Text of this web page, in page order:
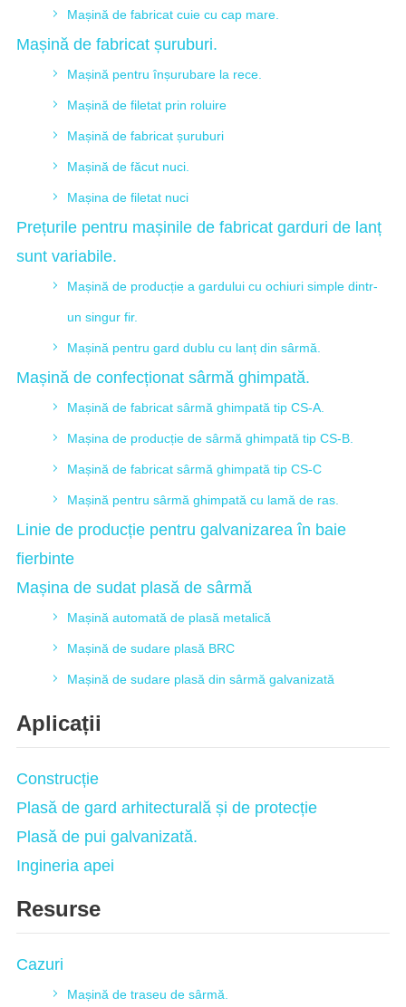
Mașină de fabricat cuie cu cap mare.
Mașină de fabricat șuruburi.
Mașină pentru înșurubare la rece.
Mașină de filetat prin roluire
Mașină de fabricat șuruburi
Mașină de făcut nuci.
Mașina de filetat nuci
Prețurile pentru mașinile de fabricat garduri de lanț
sunt variabile.
Mașină de producție a gardului cu ochiuri simple dintr-
un singur fir.
Mașină pentru gard dublu cu lanț din sârmă.
Mașină de confecționat sârmă ghimpată.
Mașină de fabricat sârmă ghimpată tip CS-A.
Mașina de producție de sârmă ghimpată tip CS-B.
Mașină de fabricat sârmă ghimpată tip CS-C
Mașină pentru sârmă ghimpată cu lamă de ras.
Linie de producție pentru galvanizarea în baie
fierbinte
Mașina de sudat plasă de sârmă
Mașină automată de plasă metalică
Mașină de sudare plasă BRC
Mașină de sudare plasă din sârmă galvanizată
Aplicații
Construcție
Plasă de gard arhitecturală și de protecție
Plasă de pui galvanizată.
Ingineria apei
Resurse
Cazuri
Mașină de traseu de sârmă.